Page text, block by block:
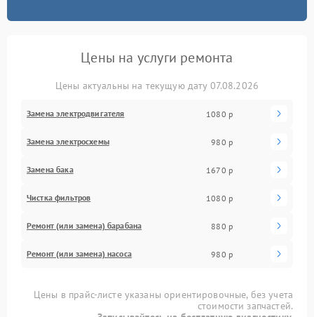
Цены на услуги ремонта
Цены актуальны на текущую дату 07.08.2026
Замена электродвигателя 1080 р
Замена электросхемы 980 р
Замена бака 1670 р
Чистка фильтров 1080 р
Ремонт (или замена) барабана 880 р
Ремонт (или замена) насоса 980 р
Цены в прайс-листе указаны ориентировочные, без учета
стоимости запчастей.